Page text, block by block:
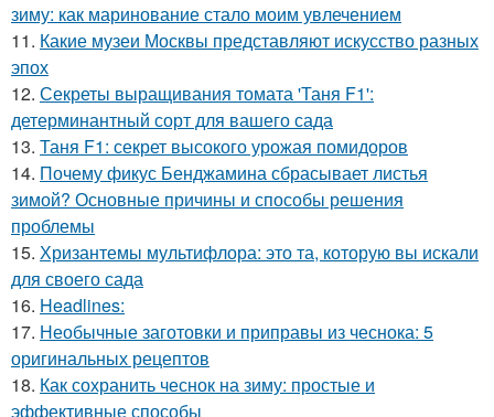
зиму: как маринование стало моим увлечением
11. Какие музеи Москвы представляют искусство разных
эпох
12. Секреты выращивания томата 'Таня F1':
детерминантный сорт для вашего сада
13. Таня F1: секрет высокого урожая помидоров
14. Почему фикус Бенджамина сбрасывает листья
зимой? Основные причины и способы решения
проблемы
15. Хризантемы мультифлора: это та, которую вы искали
для своего сада
16. Headlines:
17. Необычные заготовки и приправы из чеснока: 5
оригинальных рецептов
18. Как сохранить чеснок на зиму: простые и
эффективные способы